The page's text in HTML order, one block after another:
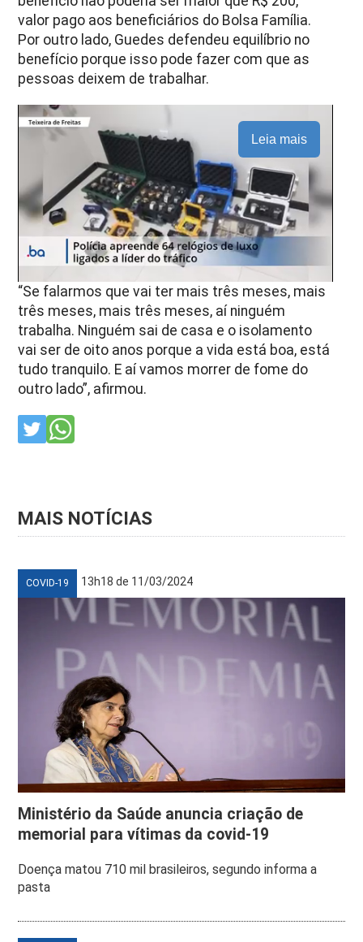
valor pago aos beneficiários do Bolsa Família.
Por outro lado, Guedes defendeu equilíbrio no
benefício porque isso pode fazer com que as
pessoas deixem de trabalhar.
Leia mais
“Se falarmos que vai ter mais três meses, mais
três meses, mais três meses, aí ninguém
trabalha. Ninguém sai de casa e o isolamento
vai ser de oito anos porque a vida está boa, está
tudo tranquilo. E aí vamos morrer de fome do
outro lado”, afirmou.
MAIS NOTÍCIAS
COVID-19 13h18 de 11/03/2024
Ministério da Saúde anuncia criação de
memorial para vítimas da covid-19
Doença matou 710 mil brasileiros, segundo informa a
pasta